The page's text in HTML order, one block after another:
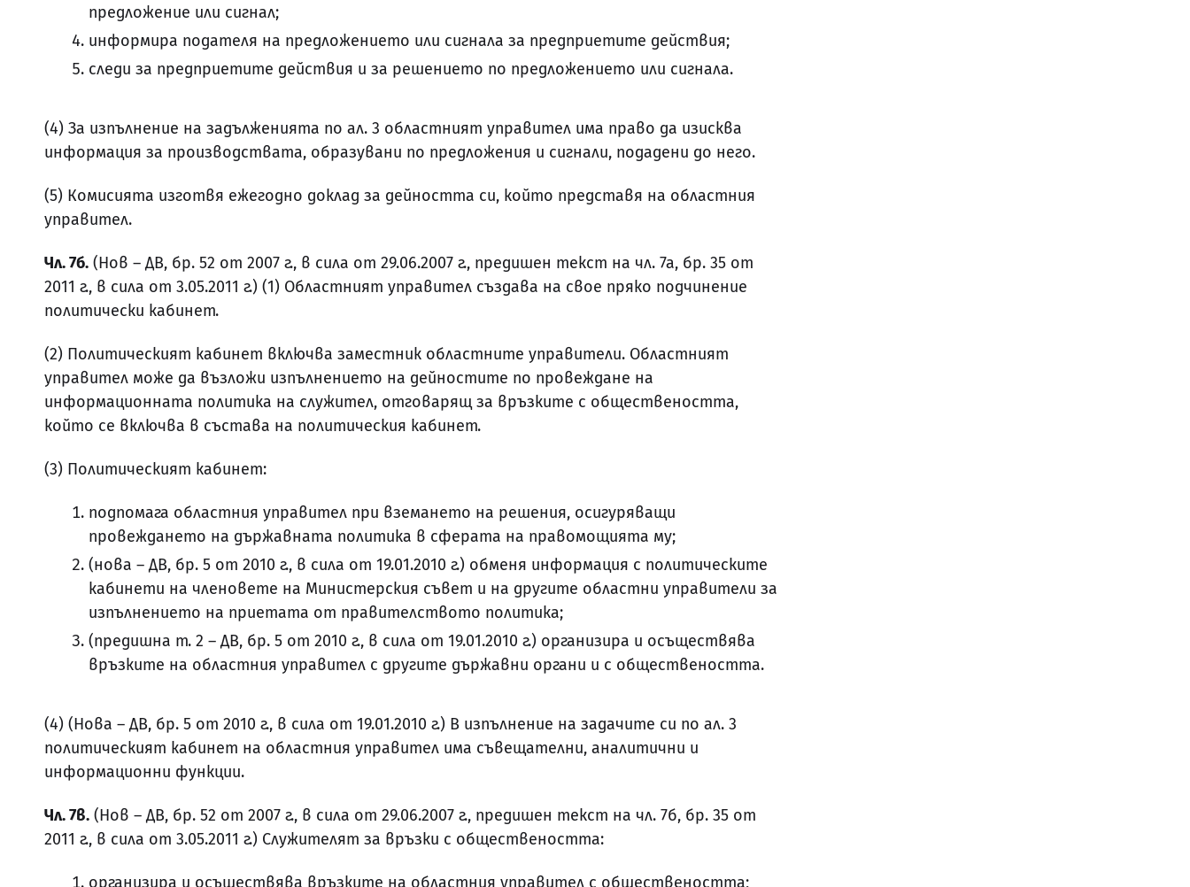
предложение или сигнал;
информира подателя на предложението или сигнала за предприетите действия;
следи за предприетите действия и за решението по предложението или сигнала.
(4) За изпълнение на задълженията по ал. 3 областният управител има право да изисква
информация за производствата, образувани по предложения и сигнали, подадени до него.
(5) Комисията изготвя ежегодно доклад за дейността си, който представя на областния
управител.
Чл. 7б. (Нов – ДВ, бр. 52 от 2007 г., в сила от 29.06.2007 г., предишен текст на чл. 7а, бр. 35 от
2011 г., в сила от 3.05.2011 г.) (1) Областният управител създава на свое пряко подчинение
политически кабинет.
(2) Политическият кабинет включва заместник областните управители. Областният
управител може да възложи изпълнението на дейностите по провеждане на
информационната политика на служител, отговарящ за връзките с обществеността,
който се включва в състава на политическия кабинет.
(3) Политическият кабинет:
подпомага областния управител при вземането на решения, осигуряващи
провеждането на държавната политика в сферата на правомощията му;
(нова – ДВ, бр. 5 от 2010 г., в сила от 19.01.2010 г.) обменя информация с политическите
кабинети на членовете на Министерския съвет и на другите областни управители за
изпълнението на приетата от правителството политика;
(предишна т. 2 – ДВ, бр. 5 от 2010 г., в сила от 19.01.2010 г.) организира и осъществява
връзките на областния управител с другите държавни органи и с обществеността.
(4) (Нова – ДВ, бр. 5 от 2010 г., в сила от 19.01.2010 г.) В изпълнение на задачите си по ал. 3
политическият кабинет на областния управител има съвещателни, аналитични и
информационни функции.
Чл. 7в. (Нов – ДВ, бр. 52 от 2007 г., в сила от 29.06.2007 г., предишен текст на чл. 7б, бр. 35 от
2011 г., в сила от 3.05.2011 г.) Служителят за връзки с обществеността:
организира и осъществява връзките на областния управител с обществеността;